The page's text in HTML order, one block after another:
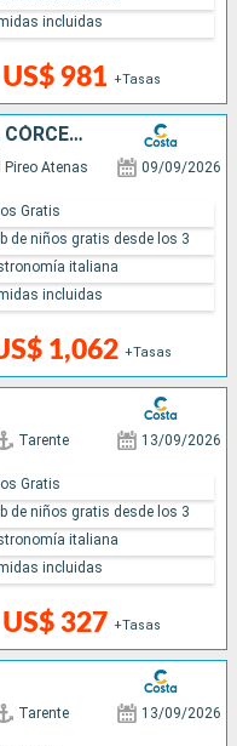
US$ 981 +Tasas
incluidas
GRECIA, MALTA, ITALIA, TÚNEZ, CÓRCEGA (FRANCIA), FRANCIA, ESPAÑA
Pireo Atenas 09/09/2026
1,062 +Tasas
Gratis
de niños gratis desde los 3
italiana
incluidas
Tarente 13/09/2026
US$ 327 +Tasas
Gratis
de niños gratis desde los 3
italiana
incluidas
Tarente 13/09/2026